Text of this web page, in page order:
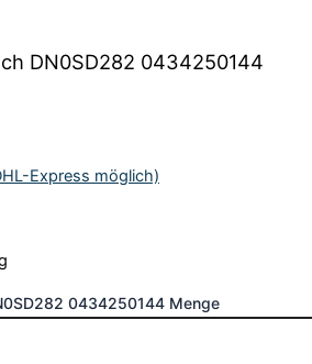
DN0SD282 0434250144
Express möglich)
0434250144 Menge